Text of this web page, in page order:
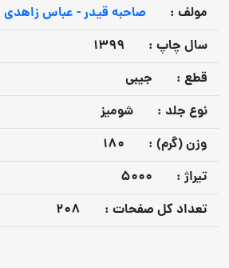
مولف :
صاحبه قیدر - عباس زاهدی
سال چاپ :
1399
قطع :
جیبی
نوع جلد :
شومیز
وزن (گرم) :
180
تيراژ :
5000
تعداد كل صفحات :
208